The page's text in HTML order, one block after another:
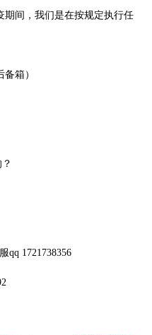
期间，我们是在按规定执行任
箱）
qq 1721738356